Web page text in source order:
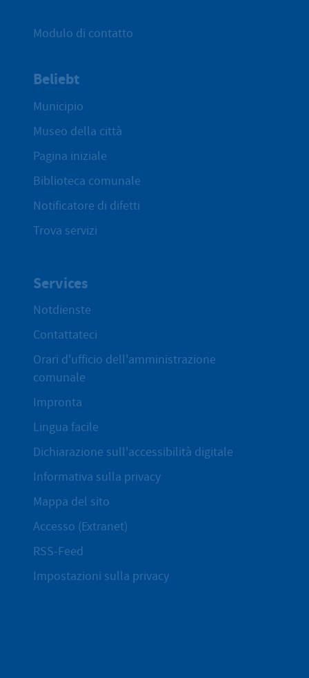
Modulo di contatto
Beliebt
Municipio
Museo della città
Pagina iniziale
Biblioteca comunale
Notificatore di difetti
Trova servizi
Services
Notdienste
Contattateci
Orari d'ufficio dell'amministrazione
comunale
Impronta
Lingua facile
Dichiarazione sull'accessibilità digitale
Informativa sulla privacy
Mappa del sito
Accesso (Extranet)
RSS-Feed
Impostazioni sulla privacy